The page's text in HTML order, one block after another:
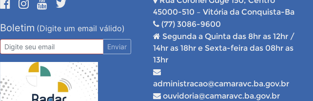
Boletim (Digite um email válido)
Enviar
45000-510 – Vitória da Conquista-Ba
(77) 3086-9600
Segunda a Quinta das 8hr as 12hr /
14hr as 18hr e Sexta-feira das 08hr as
13hr
administracao@camaravc.ba.gov.br
ouvidoria@camaravc.ba.gov.br